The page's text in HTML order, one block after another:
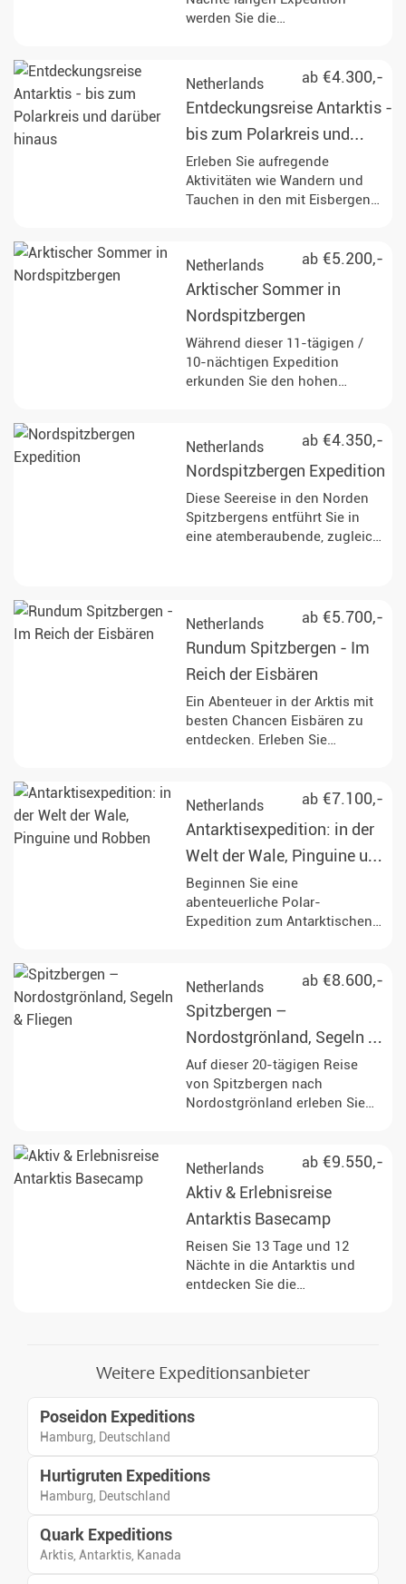
Wildnis!
werden Sie die
Halten Sie Ausschau nach
faszinierenden Tierarten,
während Sie durch die
navigieren.
ab €4.300,-
Netherlands
Entdeckungsreise Antarktis -
bis zum Polarkreis und
darüber hinaus
Erleben Sie aufregende
Aktivitäten wie Wandern und
Tauchen in den mit Eisbergen
vielfältige Wildtiere
Buckelwale, Pinguine und
Robben an verschiedenen
Deception Island und Paradise
Bay. Genießen Sie Zodiac-
Kreuzfahrten und Landungen,
Möglichkeit, den antarktischen
Kontinent zu betreten.
ab €5.200,-
Netherlands
Arktischer Sommer in
Nordspitzbergen
Während dieser 11-tägigen /
10-nächtigen Expedition
erkunden Sie den hohen
führt zu entlegenen Fjorden,
weiten Tundralandschaften.
Unterwegs haben Sie die
Gelegenheit, Eisbären, Rentiere
und seltene Vogelarten in
und die geologischen
Besonderheiten der Region zu
erfahren.
ab €4.350,-
Netherlands
Nordspitzbergen Expedition
Diese Seereise in den Norden
Spitzbergens entführt Sie in
eine atemberaubende, zugleich
Halten Sie nach wilden Tieren
und vor allem dem König der
Arktis, dem Eisbären Ausschau!
ab €5.700,-
Netherlands
Rundum Spitzbergen - Im
Reich der Eisbären
Ein Abenteuer in der Arktis mit
besten Chancen Eisbären zu
entdecken. Erleben Sie
faszinierende Landschaften ein
vorbeiziehende Fjorde.
ab €7.100,-
Netherlands
Antarktisexpedition: in der
Welt der Wale, Pinguine und
Robben
Beginnen Sie eine
abenteuerliche Polar-
Expedition zum Antarktischen
das Weddellmeer, während Sie
Ausflügen, Kajakfahren und der
Beobachtung von Wildtieren
atemberaubenden
Landschaften und die reiche
Meeresfauna, einschließlich der
Vielzahl von Vogelarten zu
sehen.
ab €8.600,-
Netherlands
Spitzbergen –
Nordostgrönland, Segeln &
Fliegen
Auf dieser 20-tägigen Reise
von Spitzbergen nach
Nordostgrönland erleben Sie
Robben, Walen und arktischen
eindrucksvolle
Gletscherlandschaften segeln
historischen Stätten anlanden.
ab €9.550,-
Netherlands
Aktiv & Erlebnisreise
Antarktis Basecamp
Reisen Sie 13 Tage und 12
Nächte in die Antarktis und
entdecken Sie die
Land, bei denen Sie die
und Tierwelt aus nächster Nähe
Expeditionsteams erhalten Sie
Weitere Expeditionsanbieter
Poseidon Expeditions
Hamburg, Deutschland
Hurtigruten Expeditions
Hamburg, Deutschland
Quark Expeditions
Arktis, Antarktis, Kanada